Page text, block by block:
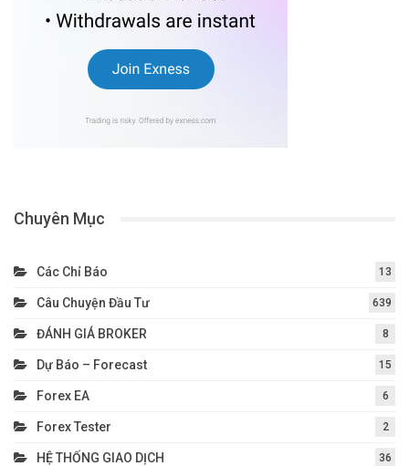
Chuyên Mục
Các Chỉ Báo 13
Câu Chuyện Đầu Tư 639
ĐÁNH GIÁ BROKER 8
Dự Báo – Forecast 15
Forex EA 6
Forex Tester 2
HỆ THỐNG GIAO DỊCH 36